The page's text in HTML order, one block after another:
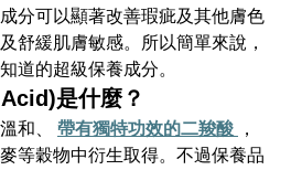
分可以顯著改善瑕疵及其他膚色
舒緩肌膚敏感。所以簡單來說，
道的超級保養成分。
是什麼？
和、 帶有獨特功效的二羧酸
，
等穀物中衍生取得。不過保養品